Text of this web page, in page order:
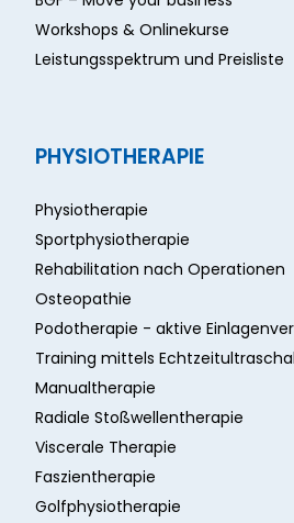
Workshops & Onlinekurse
Leistungsspektrum und Preisliste
PHYSIOTHERAPIE
Physiotherapie
Sportphysiotherapie
Rehabilitation nach Operationen
Osteopathie
Podotherapie - aktive
Training mittels
Manualtherapie
Radiale Stoßwellentherapie
Viscerale Therapie
Faszientherapie
Golfphysiotherapie